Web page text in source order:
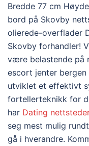
Bredde 77 cm
bord på Skovby
olierede-overflader
Skovby forhandler!
være belastende på
escort jenter
utviklet et effektivt
fortellerteknikk for
har Dating
seg mest mulig
gå i hverandre.